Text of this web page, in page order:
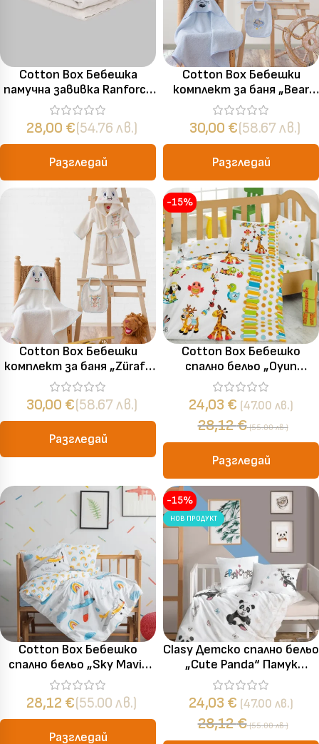
Cotton Box Бебешка
памучна завивка Ranforce
Krem – 95×145 см
28,00 €(54.76 лв.)
Разгледай
Cotton Box Бебешки
комплект за баня „Bear
Mavi“ 100% памук – 3
части
30,00 €(58.67 лв.)
Разгледай
Cotton Box Бебешки
комплект за баня „Zürafa
Krem“ 100% памук – 3
части
30,00 €(58.67 лв.)
Разгледай
-15%
Cotton Box Бебешко
спално бельо „Oyun
Bahçesi“ Bebek Ranforce –
100% памук – 4 части –
за бебешко легло
28,12€ (55.00 лв.)
24,03 € (47.00 лв.)
Разгледай
Cotton Box Бебешко
спално бельо „Sky Mavi“
Bebek Ranforce – 100%
памук – 4 части – за
бебешко легло
28,12 €(55.00 лв.)
Разгледай
-15%
НОВ ПРОДУКТ
Clasy Детско спално бельо
„Cute Panda“ Памук
Ранфорс – 4 части – за
детско легло
28,12€ (55.00 лв.)
24,03 € (47.00 лв.)